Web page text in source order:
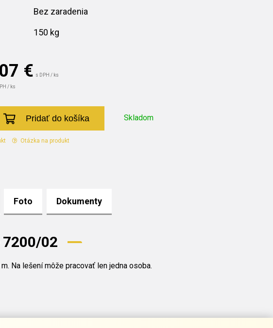
€ s DPH / ks
/ ks
Skladom
Pridať do košíka
Otázka na produkt
Bez zaradenia
150 kg
Foto Dokumenty
7200/02
Na lešení môže pracovať len jedna osoba.